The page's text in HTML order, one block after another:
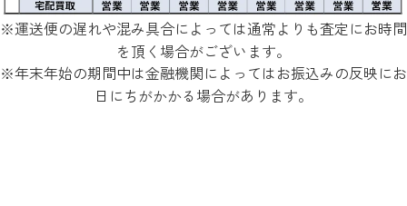
※運送便の遅れや混み具合によっては通常よりも査定にお時間
を頂く場合がございます。
※年末年始の期間中は金融機関によってはお振込みの反映にお
日にちがかかる場合があります。